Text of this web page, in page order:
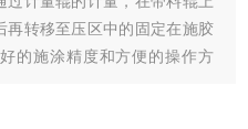
再转移至压区中的固定在施胶
的施涂精度和方便的操作方
现。施胶过程一个人即可完